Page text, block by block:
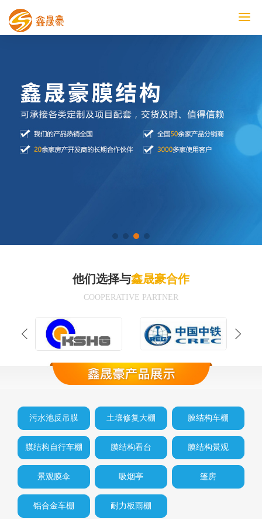
他们选择与鑫晟豪合作
COOPERATIVE PARTNER
污水池反吊膜 土壤修复大棚 膜结构车棚
膜结构自行车棚 膜结构看台 膜结构景观
景观膜伞 吸烟亭 篷房
铝合金车棚 耐力板雨棚